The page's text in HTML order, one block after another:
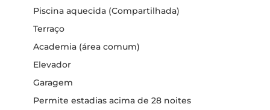
Piscina aquecida (Compartilhada)
Terraço
Academia (área comum)
Elevador
Garagem
Permite estadias acima de 28 noites